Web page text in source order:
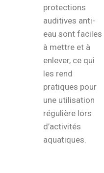
protections
auditives anti-
eau sont faciles
à mettre et à
enlever, ce qui
les rend
pratiques pour
une utilisation
régulière lors
d’activités
aquatiques.